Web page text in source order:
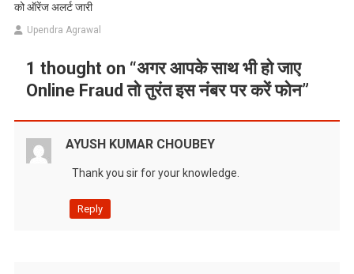
को ऑरेंज अलर्ट जारी
Upendra Agrawal
1 thought on “अगर आपके साथ भी हो जाए
Online Fraud तो तुरंत इस नंबर पर करें फोन”
AYUSH KUMAR CHOUBEY
Thank you sir for your knowledge.
Reply